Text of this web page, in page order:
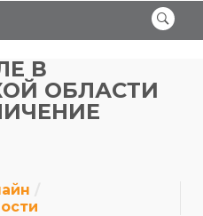
В
ОБЛАСТИ